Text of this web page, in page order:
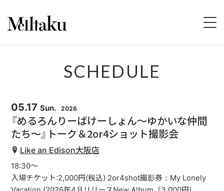
DISCOGRAPHY
STORE
SCHEDULE
05.17 Sun. 2026
『めるろんりーばけーしょん〜ゆかいな仲間
たち〜』トーク＆2or4ショット撮影会
Like an Edison大阪店
18:30～
入場チケット:2,000円(税込) 2or4shot撮影券：My Lonely